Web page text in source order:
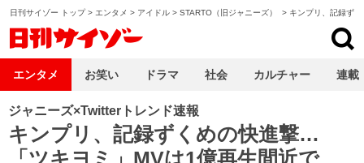
日刊サイゾー トップ> エンタメ > アイドル > STARTO（旧ジャニーズ） > キンプリ、記録ず
ジャニーズ×Twitterトレンド速報
キンプリ、記録ずくめの快進撃…
「ツキヨミ」MVは1億再生間近で
エンタメ お笑い ドラマ 社会 カルチャー 連載